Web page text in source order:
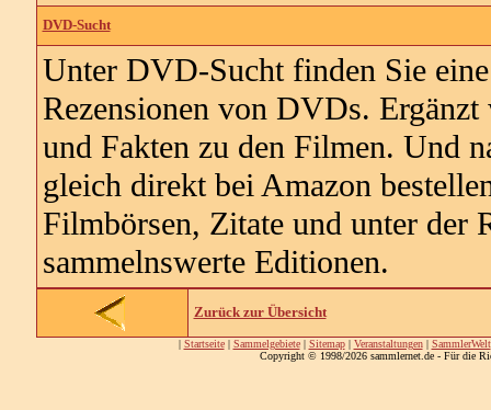
DVD-Sucht
Unter DVD-Sucht finden Sie
Rezensionen von DVDs.
und Fakten zu den Filmen. Und
gleich direkt bei Amazon
Filmbörsen, Zitate und unter der
sammelnswerte Editionen.
Zurück zur Übersicht
| Startseite| Sammelgebiete| Sitemap| Veranstaltungen| SammlerWelt
Copyright © 1998/2026 sammlernet.de - Für die